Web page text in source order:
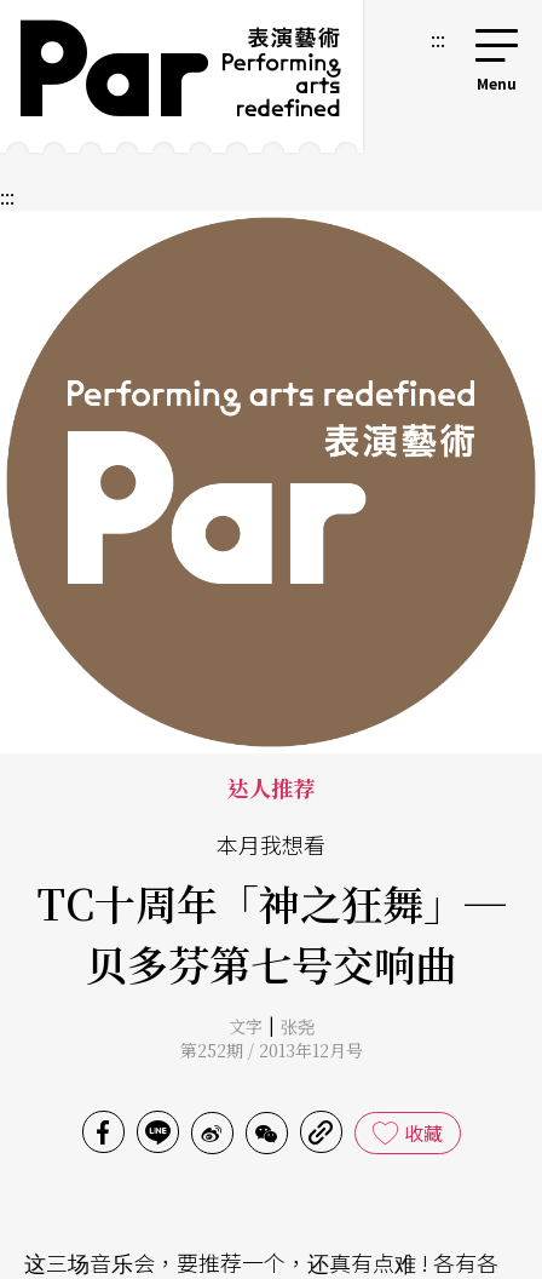
跳到主要内容区块
网站导览 :::
:::
达人推荐
本月我想看
TC十周年「神之狂舞」─
贝多芬第七号交响曲
文字 | 张尧
第252期 / 2013年12月号
收藏
这三场音乐会，要推荐一个，还真有点难 ! 各有各